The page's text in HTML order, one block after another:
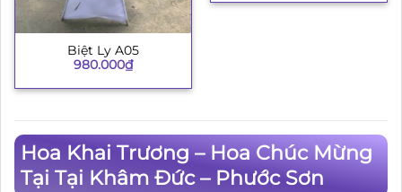
Biệt Ly A05
980.000₫
Hoa Khai Trương – Hoa Chúc Mừng
Tại Tại Khâm Đức – Phước Sơn